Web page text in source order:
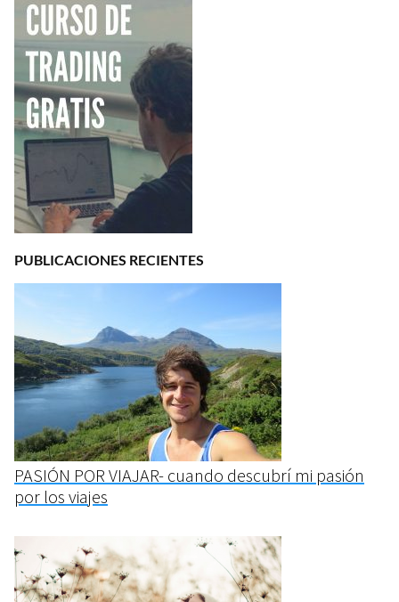
PUBLICACIONES RECIENTES
PASIÓN POR VIAJAR- cuando descubrí mi pasión
por los viajes